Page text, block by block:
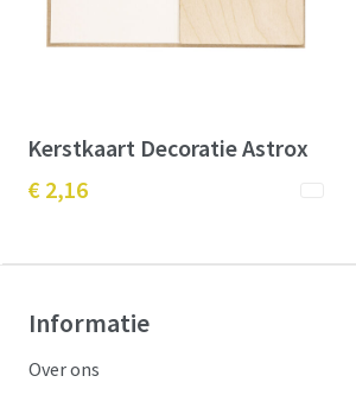
Kerstkaart Decoratie Astrox
€ 2,16
Informatie
Over ons